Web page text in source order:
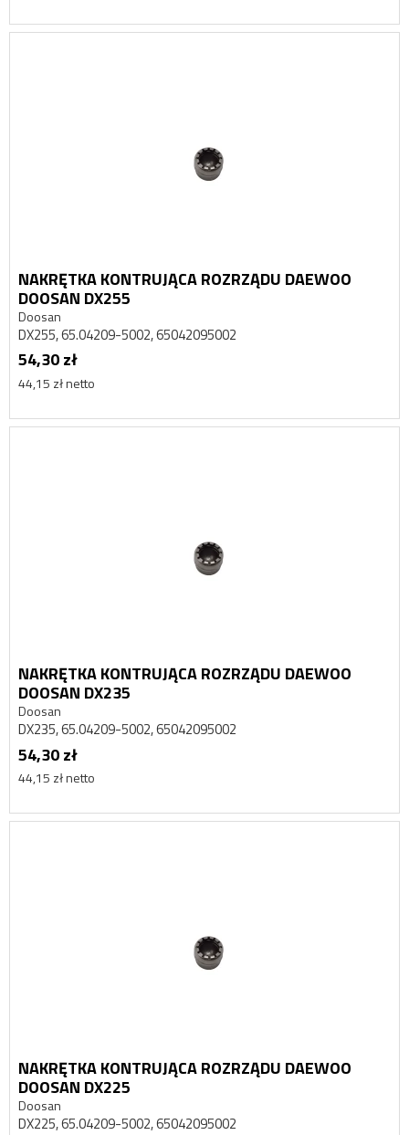
NAKRĘTKA KONTRUJĄCA ROZRZĄDU DAEWOO
DOOSAN DX255
Doosan
DX255, 65.04209-5002, 65042095002
54,30 zł
44,15 zł netto
NAKRĘTKA KONTRUJĄCA ROZRZĄDU DAEWOO
DOOSAN DX235
Doosan
DX235, 65.04209-5002, 65042095002
54,30 zł
44,15 zł netto
NAKRĘTKA KONTRUJĄCA ROZRZĄDU DAEWOO
DOOSAN DX225
Doosan
DX225, 65.04209-5002, 65042095002